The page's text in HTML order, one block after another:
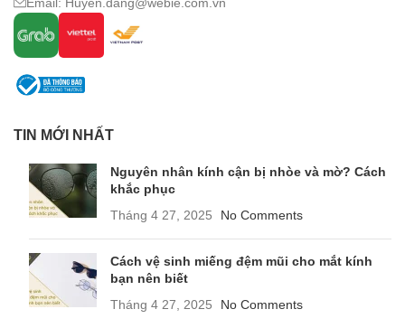
TIN MỚI NHẤT
Nguyên nhân kính cận bị nhòe và mờ? Cách
khắc phục
Tháng 4 27, 2025
No Comments
Cách vệ sinh miếng đệm mũi cho mắt kính
bạn nên biết
Tháng 4 27, 2025
No Comments